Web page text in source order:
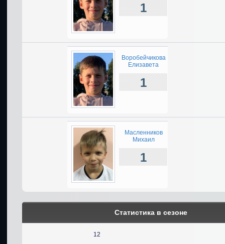
1
Воробейчикова
Елизавета
1
Масленников
Михаил
1
Статистика в сезоне
12